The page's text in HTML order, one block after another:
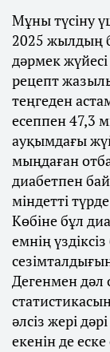
Мұны түсіну
2025 жылдың
дәрмек
рецепт
теңгеден
есеппен 47,3
ауқымдағы
мыңдаған
диабетпен
міндетті
Көбіне бұл
емнің
Дегенмен
әлсіз жері
екенін де